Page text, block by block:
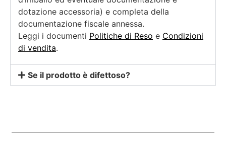
dotazione accessoria) e completa della
documentazione fiscale annessa.
Leggi i documenti Politiche di Reso e Condizioni
di vendita.
Se il prodotto è difettoso?